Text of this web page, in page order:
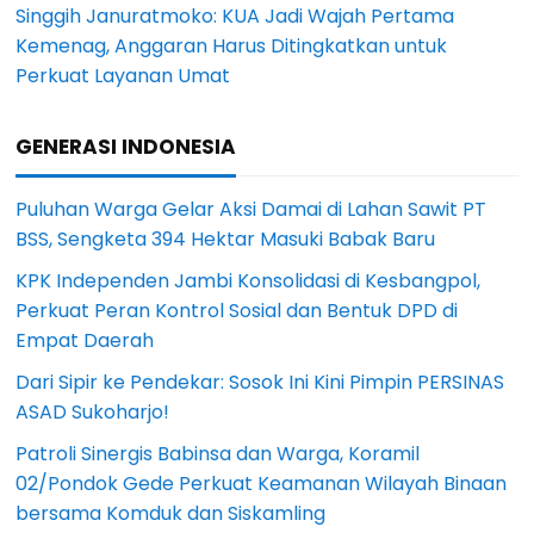
Singgih Januratmoko: KUA Jadi Wajah Pertama
Kemenag, Anggaran Harus Ditingkatkan untuk
Perkuat Layanan Umat
GENERASI INDONESIA
Puluhan Warga Gelar Aksi Damai di Lahan Sawit PT
BSS, Sengketa 394 Hektar Masuki Babak Baru
KPK Independen Jambi Konsolidasi di Kesbangpol,
Perkuat Peran Kontrol Sosial dan Bentuk DPD di
Empat Daerah
Dari Sipir ke Pendekar: Sosok Ini Kini Pimpin PERSINAS
ASAD Sukoharjo!
Patroli Sinergis Babinsa dan Warga, Koramil
02/Pondok Gede Perkuat Keamanan Wilayah Binaan
bersama Komduk dan Siskamling